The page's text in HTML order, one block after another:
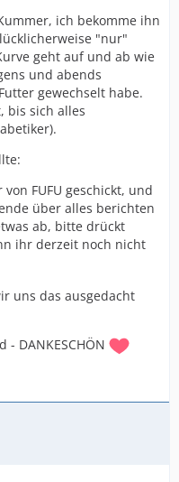
ich bekomme ihn
"nur"
geht auf und ab wie
und abends
gewechselt habe.
bis sich alles
FUFU geschickt, und
über alles berichten
ab, bitte drückt
ihr derzeit noch nicht
uns das ausgedacht
DANKESCHÖN